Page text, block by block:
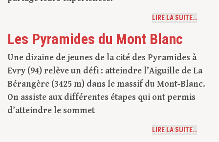
LIRE LA SUITE…
Les Pyramides du Mont Blanc
Une dizaine de jeunes de la cité des Pyramides à
Evry (94) relève un défi : atteindre l’Aiguille de La
Bérangère (3425 m) dans le massif du Mont-Blanc.
On assiste aux différentes étapes qui ont permis
d’atteindre le sommet
LIRE LA SUITE…